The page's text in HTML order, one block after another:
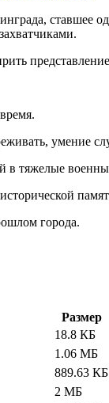
ставшее
умение
в тяжелые
города.
Размер
18.8 КБ
1.06 МБ
889.63 КБ
2 МБ